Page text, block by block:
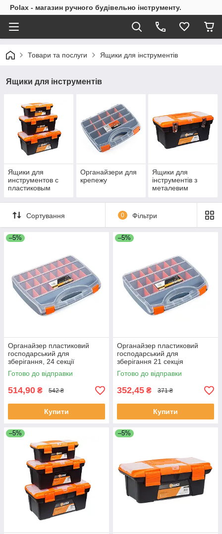
Polax - магазин ручного будівельно інструменту.
Товари та послуги Ящики для інструментів
Ящики для інструментів
Ящики для
инструментов с
пластиковым
Органайзери для
крепежу
Ящики для
інструментів з
металевим
Сортування 0 Фільтри
–5%
Органайзер пластиковий
господарський для
зберігання, 24 секції
460х360х80 мм, Polax (01-
011)
Готово до відправки
514,90 ₴ 542 ₴
Купити
–5%
Органайзер пластиковий
господарський для
зберігання 21 секція
380х310х70 мм, Polax (01-
010)
Готово до відправки
352,45 ₴ 371 ₴
Купити
–5% –5%